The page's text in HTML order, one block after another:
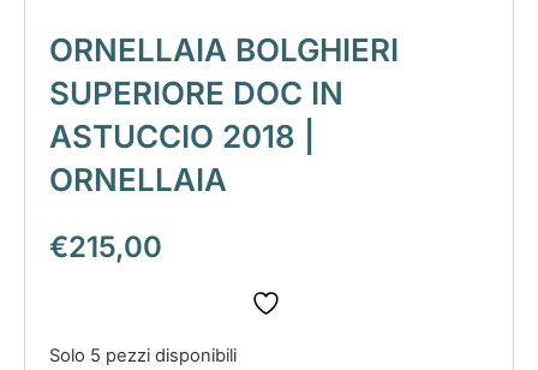
ORNELLAIA BOLGHIERI
SUPERIORE DOC IN
ASTUCCIO 2018 |
ORNELLAIA
€215,00
Solo 5 pezzi disponibili